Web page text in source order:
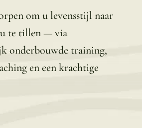
om u levensstijl naar
te tillen — via
onderbouwde training,
en een krachtige